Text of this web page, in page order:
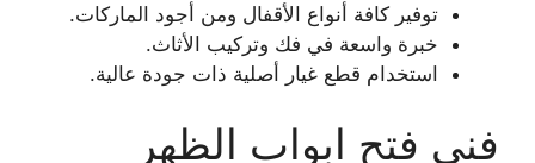
توفير كافة أنواع الأقفال ومن أجود الماركات.
خبرة واسعة في فك وتركيب الأثاث.
استخدام قطع غيار أصلية ذات جودة عالية.
فني فتح ابواب الظهر